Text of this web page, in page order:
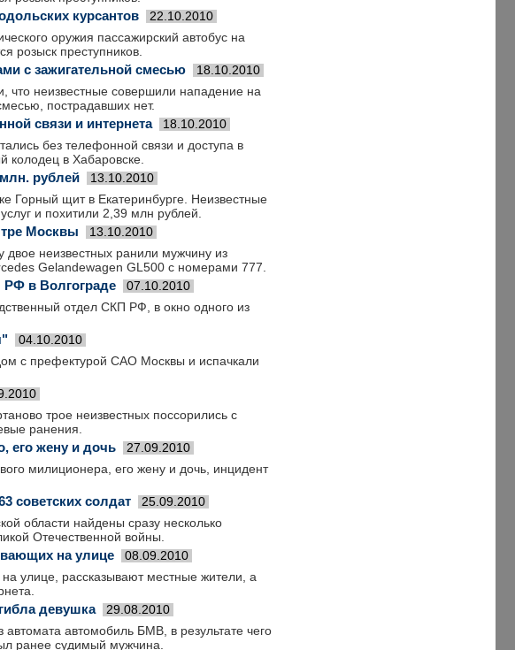
курсантов 22.10.2010
оружия пассажирский автобус на
розыск преступников.
с зажигательной смесью 18.10.2010
что неизвестные совершили нападение на
пострадавших нет.
связи и интернета 18.10.2010
без телефонной связи и доступа в
колодец в Хабаровске.
рублей 13.10.2010
Горный щит в Екатеринбурге. Неизвестные
и похитили 2,39 млн рублей.
Москвы 13.10.2010
неизвестных ранили мужчину из
Gelandewagen GL500 с номерами 777.
РФ в Волгограде 07.10.2010
отдел СКП РФ, в окно одного из
04.10.2010
с префектурой САО Москвы и испачкали
трое неизвестных поссорились с
ранения.
его жену и дочь 27.09.2010
милиционера, его жену и дочь, инцидент
советских солдат 25.09.2010
области найдены сразу несколько
Отечественной войны.
на улице 08.09.2010
улице, рассказывают местные жители, а
девушка 29.08.2010
автомобиль БМВ, в результате чего
ранее судимый мужчина.